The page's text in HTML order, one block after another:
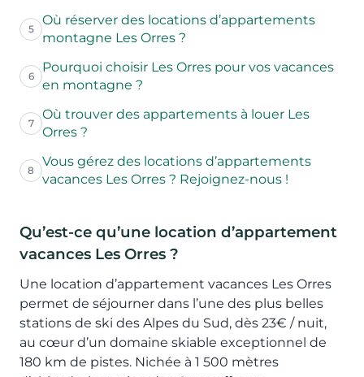
5
Où réserver des locations d’appartements
montagne Les Orres ?
6
Pourquoi choisir Les Orres pour vos vacances
en montagne ?
7
Où trouver des appartements à louer Les
Orres ?
8
Vous gérez des locations d’appartements
vacances Les Orres ? Rejoignez-nous !
Qu’est-ce qu’une location d’appartement
vacances Les Orres ?
Une location d’appartement vacances Les Orres
permet de séjourner dans l’une des plus belles
stations de ski des Alpes du Sud, dès 23€ / nuit,
au cœur d’un domaine skiable exceptionnel de
180 km de pistes. Nichée à 1 500 mètres